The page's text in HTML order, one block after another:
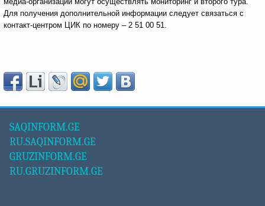
Для получения дополнительной информации следует связаться с
контакт-центром ЦИК по номеру – 2 51 00 51.
SAQINFORM.GE
RU.SAQINFORM.GE
GRUZINFORM.GE
RU.GRUZINFORM.GE